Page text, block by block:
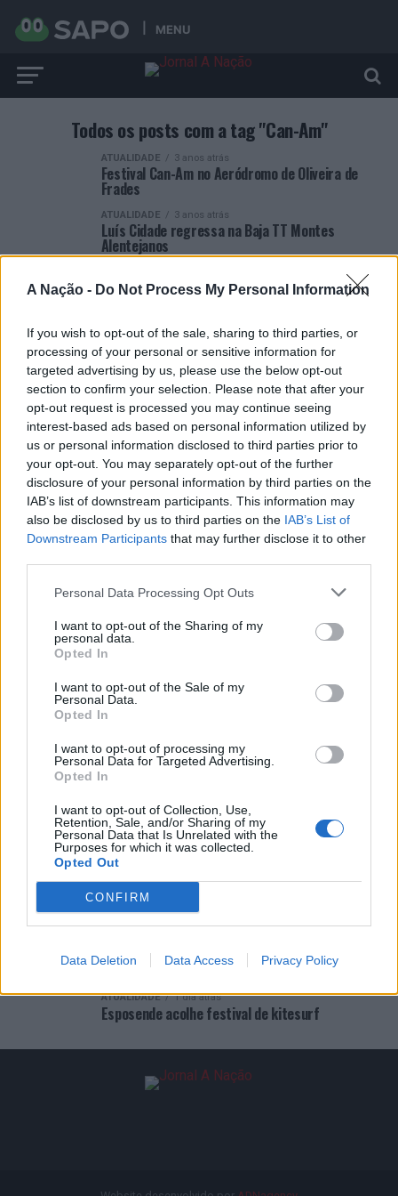
A Nação - Do Not Process My Personal Information
If you wish to opt-out of the sale, sharing to third parties, or
processing of your personal or sensitive information for
targeted advertising by us, please use the below opt-out
section to confirm your selection. Please note that after your
opt-out request is processed you may continue seeing
interest-based ads based on personal information utilized by
us or personal information disclosed to third parties prior to
your opt-out. You may separately opt-out of the further
disclosure of your personal information by third parties on the
IAB’s list of downstream participants. This information may
also be disclosed by us to third parties on the IAB’s List of
Downstream Participants that may further disclose it to other
Personal Data Processing Opt Outs
I want to opt-out of the Sharing of my
personal data.
Opted In
I want to opt-out of the Sale of my
Personal Data.
Opted In
I want to opt-out of processing my
Personal Data for Targeted Advertising.
Opted In
I want to opt-out of Collection, Use,
Retention, Sale, and/or Sharing of my
Personal Data that Is Unrelated with the
Purposes for which it was collected.
Opted Out
CONFIRM
Data Deletion Data Access Privacy Policy
MENU
Todos os posts com a tag "Can-Am"
ATUALIDADE 3 anos atrás
Festival Can-Am no Aeródromo de Oliveira de
Frades
ATUALIDADE 3 anos atrás
Luís Cidade regressa na Baja TT Montes
Alentejanos
ARTIGOS RECENTES
Covilhã: Especialista aponta investimento estrangeiro e
valorização imobiliária como motores do crescimento da
Beira Interior
Rio de Janeiro: Governo do Estado propõe parceria com a
FUNCEX para “reforçar inteligência sobre comércio
exterior”
Esposende acolhe festival de kitesurf
EMEC celebra a conclusão de mais um Curso de
e Gestão de Barcelos
COMENTÁRIOS RECENTES
ÚLTIMAS DESTAQUE
ATUALIDADE 1 hora atrás
Covilhã: Especialista aponta investimento
estrangeiro e valorização imobiliária como
motores do crescimento da Beira Interior
parceria com a FUNCEX para “reforçar
inteligência sobre comércio exterior”
ATUALIDADE 1 dia atrás
Esposende acolhe festival de kitesurf